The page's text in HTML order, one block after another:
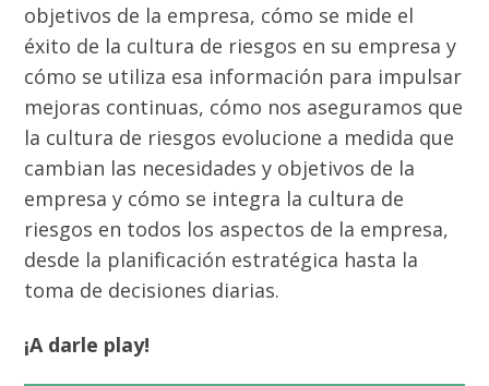
objetivos de la empresa, cómo se mide el
éxito de la cultura de riesgos en su empresa y
cómo se utiliza esa información para impulsar
mejoras continuas, cómo nos aseguramos que
la cultura de riesgos evolucione a medida que
cambian las necesidades y objetivos de la
empresa y cómo se integra la cultura de
riesgos en todos los aspectos de la empresa,
desde la planificación estratégica hasta la
toma de decisiones diarias.
¡A darle play!